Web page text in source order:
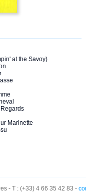
at the Savoy)
Marinette
- T : (+33) 4 66 35 42 83 -